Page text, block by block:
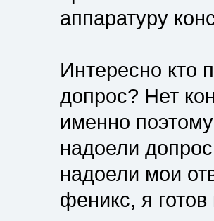
аппаратуру
Интересно кто
допрос? Нет
именно
надоели
надоели мои
феникс, я